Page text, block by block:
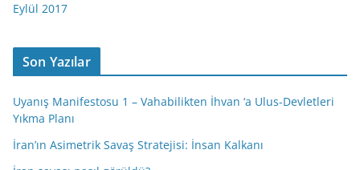
Eylül 2017
Son Yazılar
Uyanış Manifestosu 1 – Vahabilikten İhvan ‘a Ulus-Devletleri
Yıkma Planı
İran’ın Asimetrik Savaş Stratejisi: İnsan Kalkanı